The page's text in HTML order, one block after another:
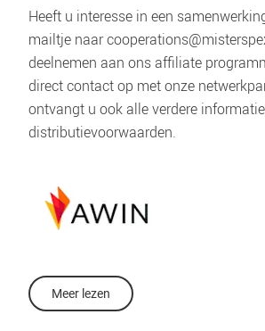
Heeft u interesse in een
mailtje naar
deelnemen aan ons affiliate
direct contact op met onze
ontvangt u ook alle verdere
distributievoorwaarden.
Meer lezen